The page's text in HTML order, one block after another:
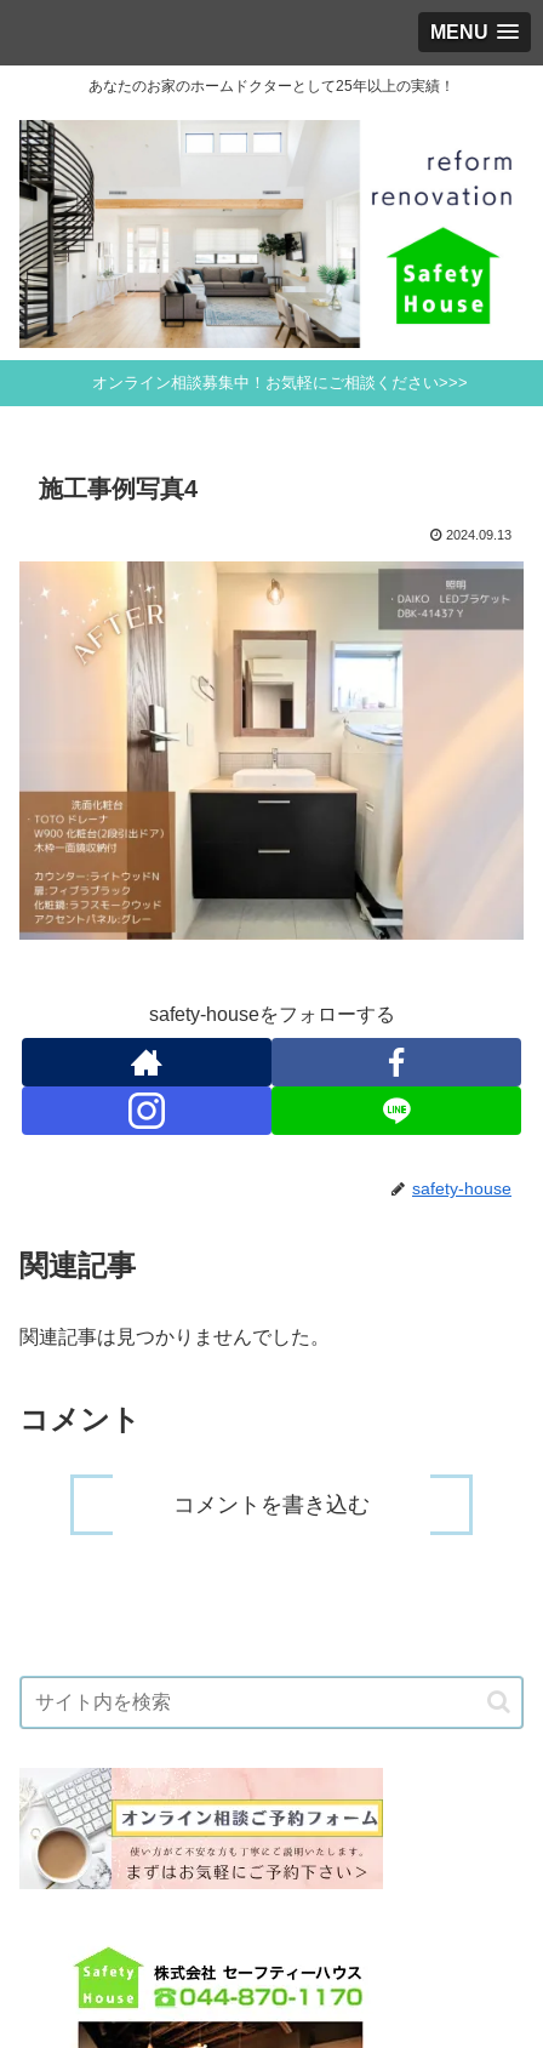
MENU
あなたのお家のホームドクターとして25年以上の実績！
オンライン相談募集中！お気軽にご相談ください>>>
施工事例写真4
2024.09.13
safety-houseをフォローする
safety-house
関連記事
関連記事は見つかりませんでした。
コメント
コメントを書き込む